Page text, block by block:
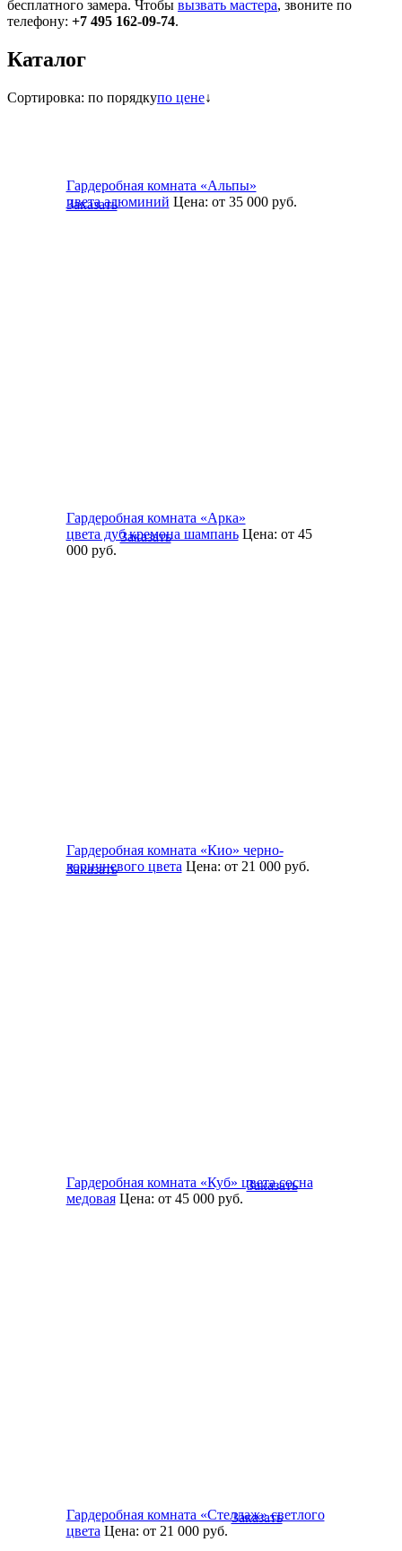
бесплатного замера. Чтобы вызвать мастера, звоните по
телефону: +7 495 162-09-74.
Каталог
Сортировка: по порядкупо цене↓
Гардеробная комната «Альпы»
цвета алюминий Цена: от 35 000руб.
Заказать
Гардеробная комната «Арка»
цвета дуб кремона шампань Цена: от 45
000руб.
Заказать
Гардеробная комната «Кио» черно-
коричневого цвета Цена: от 21 000руб.
Заказать
Гардеробная комната «Куб» цвета сосна
медовая Цена: от 45 000руб.
Заказать
Гардеробная комната «Стеллаж» светлого
цвета Цена: от 21 000руб.
Заказать